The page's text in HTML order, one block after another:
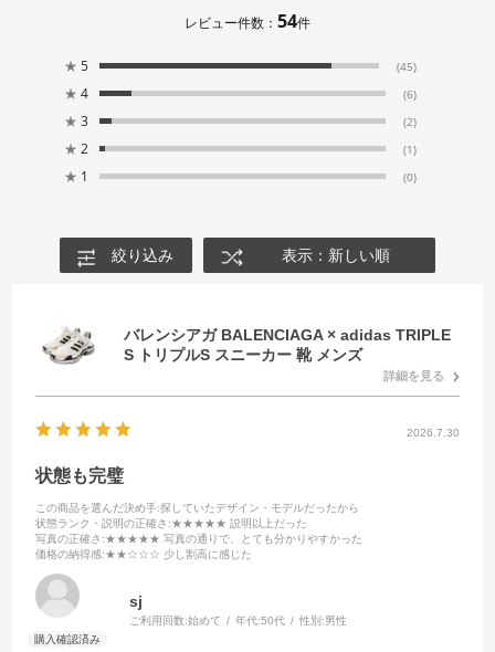
レビュー件数： 54件
★ 5 (45)
★ 4 (6)
★ 3 (2)
★ 2 (1)
★ 1 (0)
絞り込み 表示：新しい順
バレンシアガ BALENCIAGA × adidas TRIPLE
S トリプルS スニーカー 靴 メンズ
詳細を見る
2026.7.30
状態も完璧
この商品を選んだ決め手:探していたデザイン・モデルだったから
状態ランク・説明の正確さ :★★★★★ 説明以上だった
写真の正確さ :★★★★★ 写真の通りで、とても分かりやすかった
価格の納得感:★★☆☆☆ 少し割高に感じた
sj
ご利用回数:始めて 年代:50代 性別:男性